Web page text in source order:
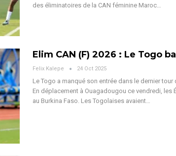
des éliminatoires de la CAN féminine Maroc…
Elim CAN (F) 2026 : Le Togo
Felix Kalepe 24 Oct 2025
Le Togo a manqué son entrée dans le dernier
En déplacement à Ouagadougou ce vendredi,
au Burkina Faso. Les Togolaises avaient…